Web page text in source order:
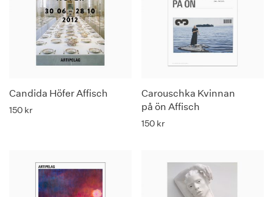
Candida Höfer Affisch
150 kr
Carouschka Kvinnan
på ön Affisch
150 kr